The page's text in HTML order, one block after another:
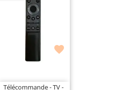

Télécommande - TV -